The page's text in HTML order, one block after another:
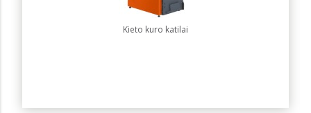
Kieto kuro katilai